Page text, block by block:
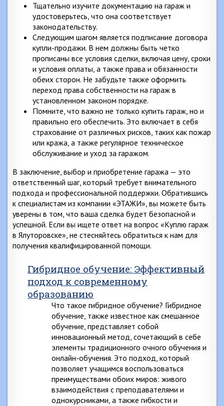
Тщательно изучите документацию на гараж и
удостоверьтесь, что она соответствует
законодательству.
Следующим шагом является подписание договора
купли-продажи. В нем должны быть четко
прописаны все условия сделки, включая цену, сроки
и условия оплаты, а также права и обязанности
обеих сторон. Не забудьте также оформить
переход права собственности на гараж в
установленном законом порядке.
Помните, что важно не только купить гараж, но и
правильно его обеспечить. Это включает в себя
страхование от различных рисков, таких как пожар
или кража, а также регулярное техническое
обслуживание и уход за гаражом.
В заключение, выбор и приобретение гаража — это
ответственный шаг, который требует внимательного
подхода и профессиональной поддержки. Обратившись
к специалистам из компании «ЭТАЖИ», вы можете быть
уверены в том, что ваша сделка будет безопасной и
успешной. Если вы ищете ответ на вопрос «Куплю гараж
в Ялуторовске», не стесняйтесь обратиться к нам для
получения квалифицированной помощи.
Гибридное обучение: Эффективный
подход к современному
образованию
Что такое гибридное обучение? Гибридное
обучение, также известное как смешанное
обучение, представляет собой
инновационный метод, сочетающий в себе
элементы традиционного очного обучения и
онлайн-обучения. Это подход, который
позволяет учащимся воспользоваться
преимуществами обоих миров: живого
взаимодействия с преподавателями и
однокурсниками, а также гибкости и